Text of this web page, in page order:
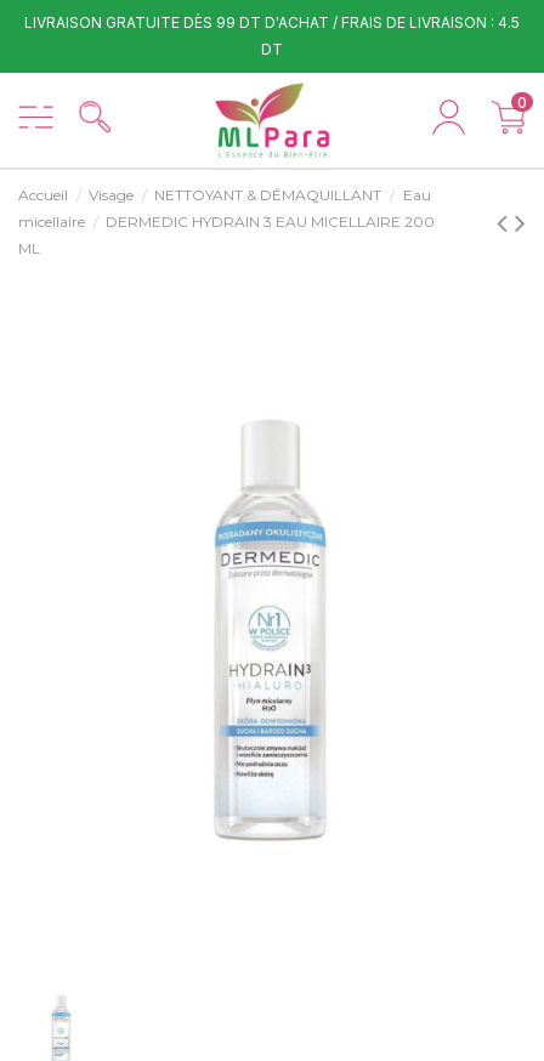
LIVRAISON GRATUITE DÈS 99 DT D'ACHAT / FRAIS DE LIVRAISON : 4.5
DT
0
Accueil Visage NETTOYANT & DÉMAQUILLANT
Eau
micellaire
DERMEDIC HYDRAIN 3 EAU MICELLAIRE 200
ML